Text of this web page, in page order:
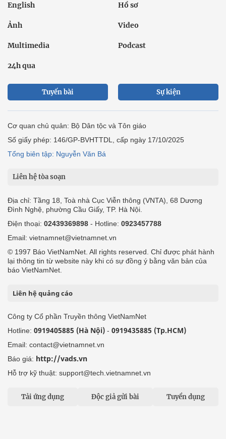
English Hồ sơ
Ảnh Video
Multimedia Podcast
24h qua
Tuyến bài Sự kiện
Cơ quan chủ quản: Bộ Dân tộc và Tôn giáo
Số giấy phép: 146/GP-BVHTTDL, cấp ngày 17/10/2025
Tổng biên tập: Nguyễn Văn Bá
Liên hệ tòa soạn
Địa chỉ: Tầng 18, Toà nhà Cục Viễn thông (VNTA), 68 Dương
Đình Nghệ, phường Cầu Giấy, TP. Hà Nội.
Điện thoại: 02439369898 - Hotline: 0923457788
Email: vietnamnet@vietnamnet.vn
© 1997 Báo VietNamNet. All rights reserved. Chỉ được phát hành
lại thông tin từ website này khi có sự đồng ý bằng văn bản của
báo VietNamNet.
Liên hệ quảng cáo
Công ty Cổ phần Truyền thông VietNamNet
Hotline: 0919405885 (Hà Nội) - 0919435885 (Tp.HCM)
Email: contact@vietnamnet.vn
Báo giá: http://vads.vn
Hỗ trợ kỹ thuật: support@tech.vietnamnet.vn
Tải ứng dụng Độc giả gửi bài Tuyển dụng